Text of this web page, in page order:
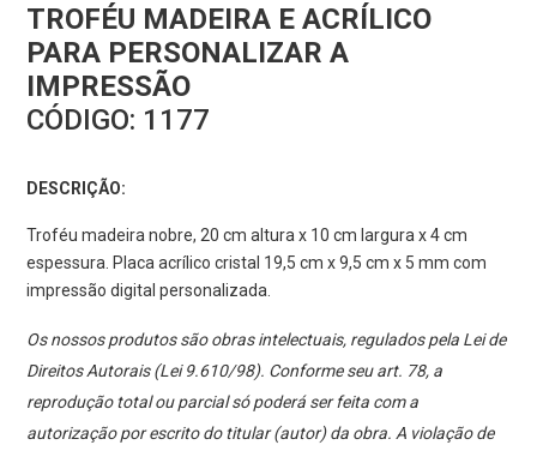
TROFÉU MADEIRA E ACRÍLICO
PARA PERSONALIZAR A
IMPRESSÃO
CÓDIGO: 1177
DESCRIÇÃO:
Troféu madeira nobre, 20 cm altura x 10 cm largura x 4 cm
espessura. Placa acrílico cristal 19,5 cm x 9,5 cm x 5 mm com
impressão digital personalizada.
Os nossos produtos são obras intelectuais, regulados pela Lei de
Direitos Autorais (Lei 9.610/98). Conforme seu art. 78, a
reprodução total ou parcial só poderá ser feita com a
autorização por escrito do titular (autor) da obra. A violação de